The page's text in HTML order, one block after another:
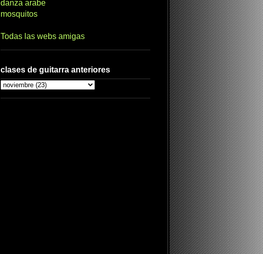
danza arabe
mosquitos
Todas las webs amigas
clases de guitarra anteriores